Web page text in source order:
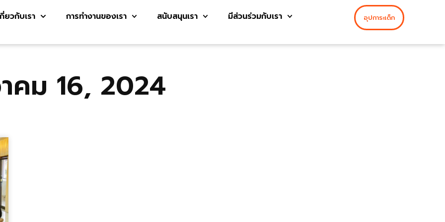
ยวกับเรา การทำงานของเรา สนับสนุนเรา มีส่วนร่วมกับเรา อุปการะเด็ก
คม 16, 2024